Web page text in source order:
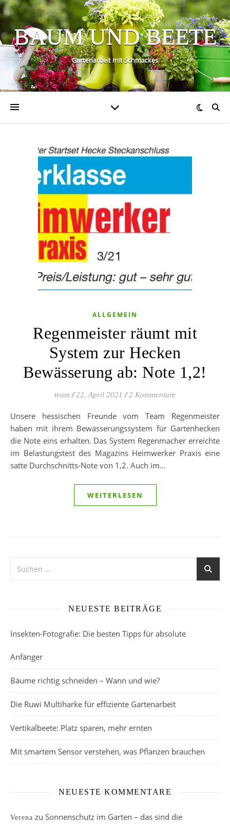
BAUM UND BEETE
Gartenarbeit mit Schmackes
ALLGEMEIN
Regenmeister räumt mit
System zur Hecken
Bewässerung ab: Note 1,2!
team / 22. April 2021 / 2 Kommentare
Unsere hessischen Freunde vom Team Regenmeister
haben mit ihrem Bewässerungssystem für Gartenhecken
die Note eins erhalten. Das System Regenmacher erreichte
im Belastungstest des Magazins Heimwerker Praxis eine
satte Durchschnitts-Note von 1,2. Auch im…
WEITERLESEN
NEUESTE BEITRÄGE
Insekten-Fotografie: Die besten Tipps für absolute
Anfänger
Bäume richtig schneiden – Wann und wie?
Die Ruwi Multiharke für effiziente Gartenarbeit
Vertikalbeete: Platz sparen, mehr ernten
Mit smartem Sensor verstehen, was Pflanzen brauchen
NEUESTE KOMMENTARE
Verena zu Sonnenschutz im Garten – das sind die